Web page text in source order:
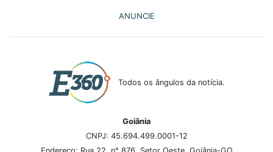
ANUNCIE
Todos os ângulos da notícia.
Goiânia
CNPJ: 45.694.499.0001-12